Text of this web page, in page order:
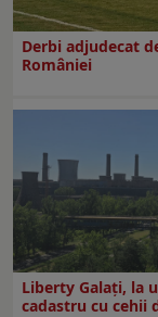
Derbi adjudecat
României
Liberty Galați, la
cadastru cu cehii